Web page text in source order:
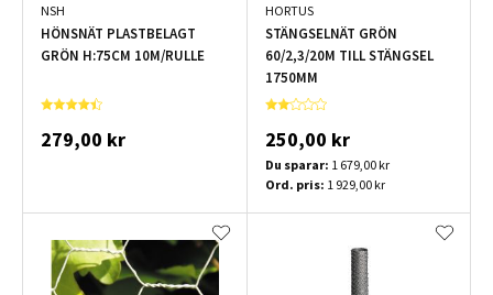
NSH
HÖNSNÄT PLASTBELAGT
GRÖN H:75CM 10M/RULLE
279,00 kr
HORTUS
STÄNGSELNÄT GRÖN
60/2,3/20M TILL STÄNGSEL
1750MM
250,00 kr
Du sparar: 1 679,00 kr
Ord. pris: 1 929,00 kr